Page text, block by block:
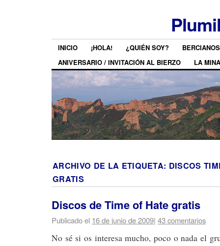
INICIO ¡HOLA! ¿QUIÉN SOY?
ANIVERSARIO / INVITACIÓN AL BIERZO
LA MINA
ARCHIVO DE LA ETIQUETA: DISCOS
GRATIS
Discos de Time of Hate gratis
Publicado el 16 de junio de 2009| 43 comentarios
No sé si os interesa mucho, poco o nada el